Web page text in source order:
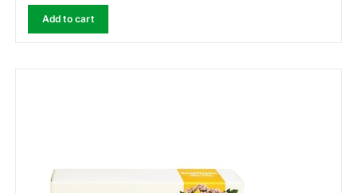
Add to cart